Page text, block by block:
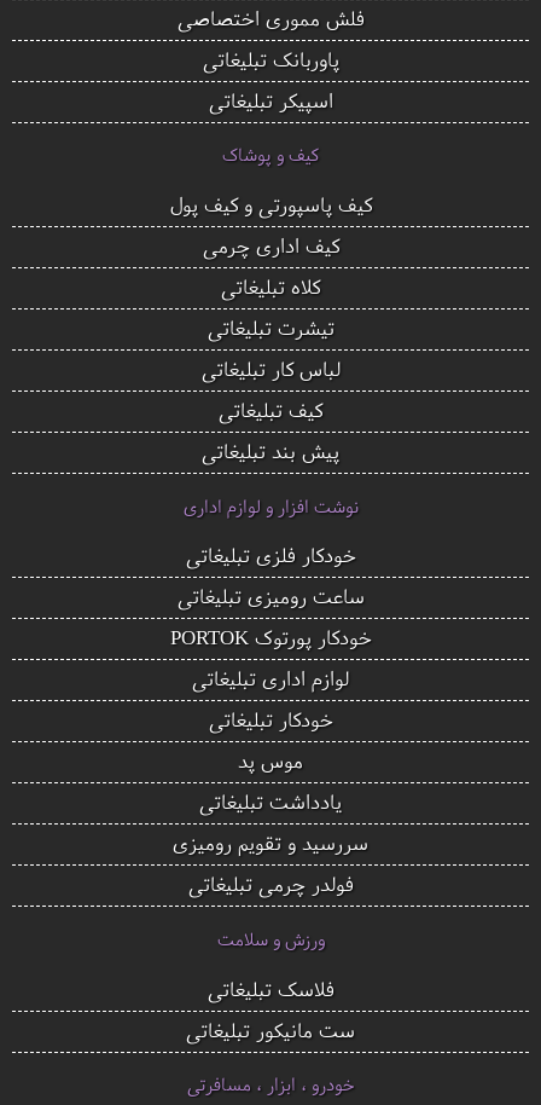
فلش مموری اختصاصی
پاوربانک تبلیغاتی
اسپیکر تبلیغاتی
کیف و پوشاک
کیف پاسپورتی و کیف پول
کیف اداری چرمی
کلاه تبلیغاتی
تیشرت تبلیغاتی
لباس کار تبلیغاتی
کیف تبلیغاتی
پیش بند تبلیغاتی
نوشت افزار و لوازم اداری
خودکار فلزی تبلیغاتی
ساعت رومیزی تبلیغاتی
خودکار پورتوک PORTOK
لوازم اداری تبلیغاتی
خودکار تبلیغاتی
موس پد
یادداشت تبلیغاتی
سررسید و تقویم رومیزی
فولدر چرمی تبلیغاتی
ورزش و سلامت
فلاسک تبلیغاتی
ست مانیکور تبلیغاتی
خودرو ، ابزار ، مسافرتی